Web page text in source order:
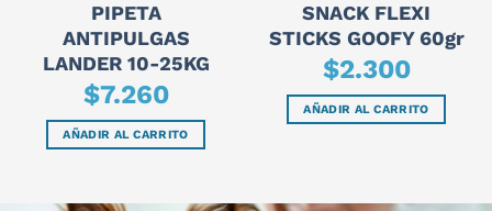
PIPETA
ANTIPULGAS
LANDER 10-25KG
$7.260
AÑADIR AL CARRITO
SNACK FLEXI
STICKS GOOFY 60gr
$2.300
AÑADIR AL CARRITO